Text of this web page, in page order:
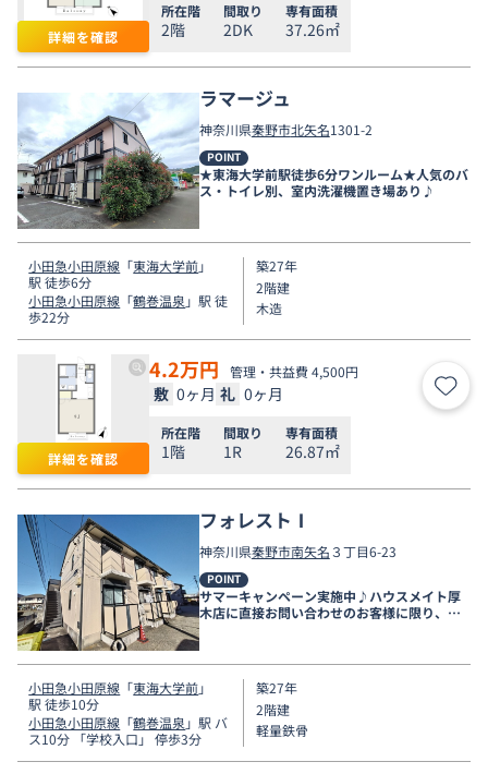
詳細を確認
所在階
2階
間取り
2DK
専有面積
37.26㎡
ラマージュ
神奈川県秦野市北矢名1301-2
POINT
★東海大学前駅徒歩6分ワンルーム★人気のバ
ス・トイレ別、室内洗濯機置き場あり♪
小田急小田原線 「東海大学前」
駅 徒歩6分
小田急小田原線 「鶴巻温泉 」駅 徒
歩22分
築27年
2階建
木造
詳細を確認
4.2万円 管理・共益費 4,500円
敷 0ヶ月 礼 0ヶ月 お気
所在階
1階
間取り
1R
専有面積
26.87㎡
フォレストⅠ
神奈川県秦野市南矢名３丁目6-23
POINT
サマーキャンペーン実施中♪ハウスメイト厚
木店に直接お問い合わせのお客様に限り、９
月末まで家賃無料♪
小田急小田原線 「東海大学前」
駅 徒歩10分
小田急小田原線 「鶴巻温泉 」駅 バ
ス10分 「学校入口」 停歩3分
築27年
2階建
軽量鉄骨